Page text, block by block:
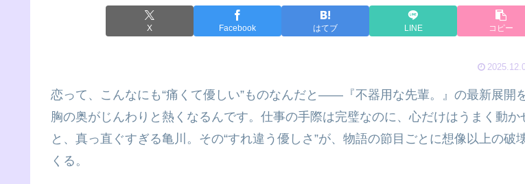
X Facebook はてブ LINE コピー
恋って、こんなにも“痛くて優しい”ものなんだと――『不器用な先輩。』の最新展開
胸の奥がじんわりと熱くなるんです。仕事の手際は完璧なのに、心だけはうまく動か
と、真っ直ぐすぎる亀川。その“すれ違う優しさ”が、物語の節目ごとに想像以上の破
くる。